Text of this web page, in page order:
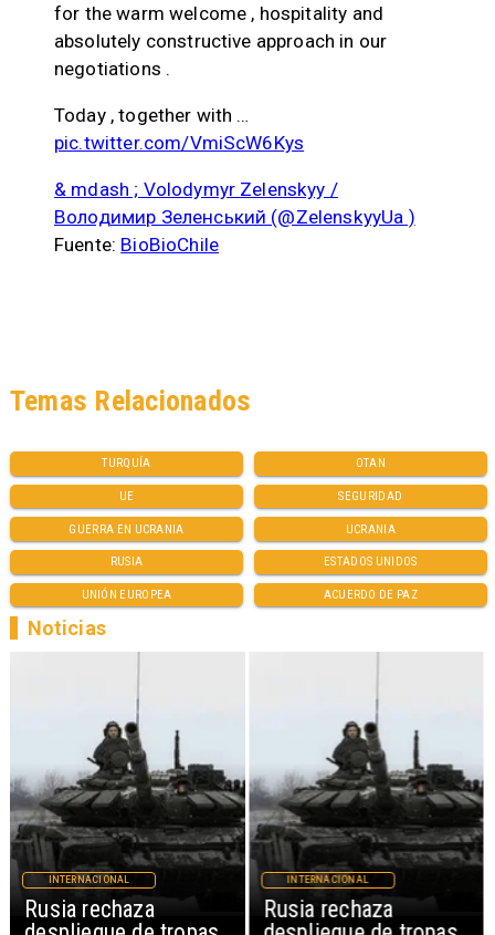
for the warm welcome , hospitality and
absolutely constructive approach in our
negotiations .
Today , together with …
pic.twitter.com/VmiScW6Kys
& mdash ; Volodymyr Zelenskyy /
Володимир Зеленський (@ZelenskyyUa )
Fuente: BioBioChile
TURQUÍA OTAN
UE SEGURIDAD
GUERRA EN UCRANIA UCRANIA
RUSIA ESTADOS UNIDOS
UNIÓN EUROPEA ACUERDO DE PAZ
Temas Relacionados
Rusia rechaza
INTERNACIONAL
Rusia rechaza
INTERNACIONAL
Noticias